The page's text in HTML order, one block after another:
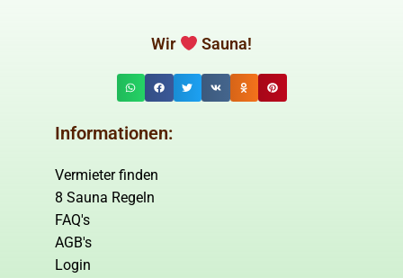
Wir Sauna!
Informationen:
Vermieter finden
8 Sauna Regeln
FAQ's
AGB's
Login